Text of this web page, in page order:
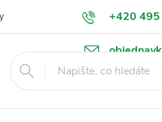
+420
Podmínky ochrany osobních údajů